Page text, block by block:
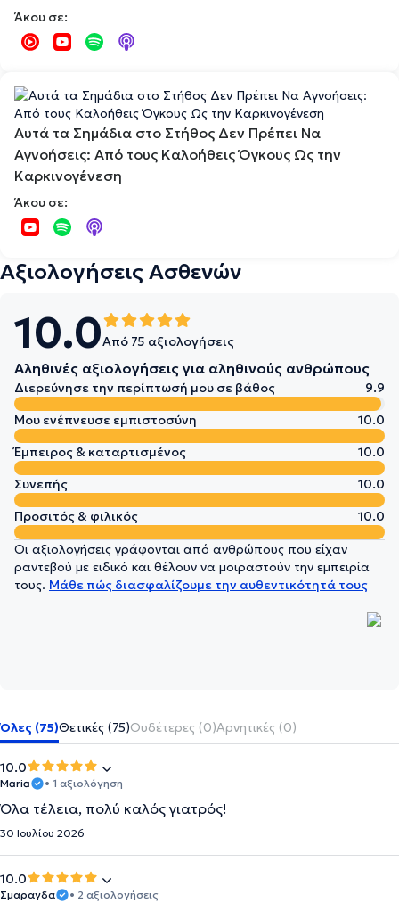
Άκου σε:
Αυτά τα Σημάδια στο Στήθος Δεν Πρέπει Να
Αγνοήσεις: Από τους Καλοήθεις Όγκους Ως την
Καρκινογένεση
Άκου σε:
Αξιολογήσεις Ασθενών
10.0Από 75 αξιολογήσεις
Αληθινές αξιολογήσεις για αληθινούς ανθρώπους
Διερεύνησε την περίπτωσή μου σε βάθος
9.9
Μου ενέπνευσε εμπιστοσύνη
10.0
Έμπειρος & καταρτισμένος
10.0
Συνεπής
10.0
Προσιτός & φιλικός
10.0
Οι αξιολογήσεις γράφονται από ανθρώπους που είχαν
ραντεβού με ειδικό και θέλουν να μοιραστούν την εμπειρία
τους. Μάθε πώς διασφαλίζουμε την αυθεντικότητά τους
Όλες (75)Θετικές (75)Ουδέτερες (0)Αρνητικές (0)
10.0
Maria • 1 αξιολόγηση
Όλα τέλεια, πολύ καλός γιατρός!
30 Ιουλίου 2026
10.0
Σμαραγδα • 2 αξιολογήσεις